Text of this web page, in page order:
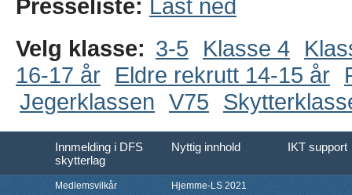
Presseliste: Last ned
Velg klasse: 3-5 Klasse 4
16-17 år
Eldre rekrutt 14-15 år
Jegerklassen V75
Innmelding i DFS
skytterlag
Nyttig innhold IKT support
Medlemsvilkår
Hjemme-LS 2021